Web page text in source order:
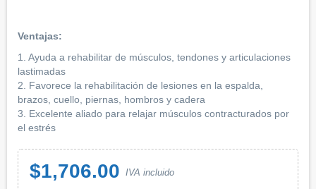
Ventajas:
1. Ayuda a rehabilitar de músculos, tendones y articulaciones
lastimadas
2. Favorece la rehabilitación de lesiones en la espalda,
brazos, cuello, piernas, hombros y cadera
3. Excelente aliado para relajar músculos contracturados por
el estrés
$1,706.00 IVA incluido